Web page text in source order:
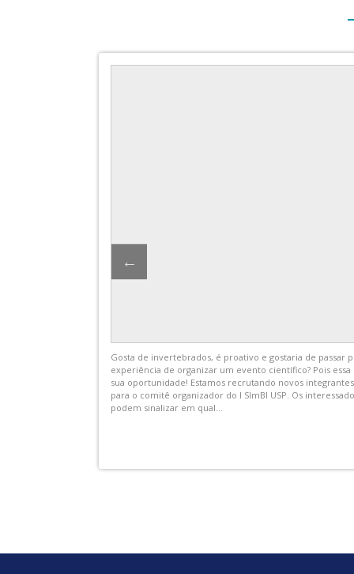
almoço, acontecem uma
AEX-IB-00002.01 - Visitas Monitoradas no IB do
e as Profissões”
As Visitas Monitoradas serão realizadas no IB-
duração média de 3 horas por período. Elas
para que os vestibulandos possam conhecer